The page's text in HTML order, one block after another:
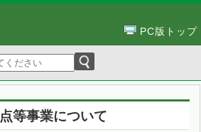
PC版トップ
等事業について